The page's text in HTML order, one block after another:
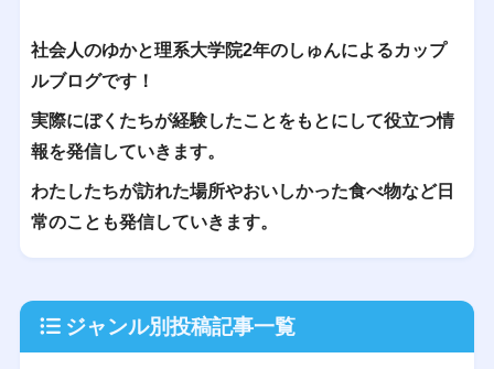
社会人のゆかと理系大学院2年のしゅんによるカップ
ルブログです！
実際にぼくたちが経験したことをもとにして役立つ情
報を発信していきます。
わたしたちが訪れた場所やおいしかった食べ物など日
常のことも発信していきます。
ジャンル別投稿記事一覧